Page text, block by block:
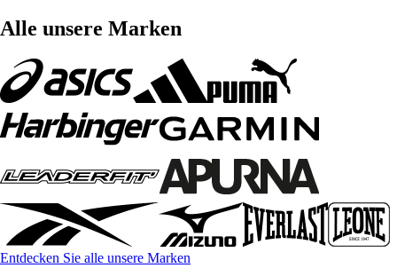
Alle unsere Marken
Entdecken Sie alle unsere Marken